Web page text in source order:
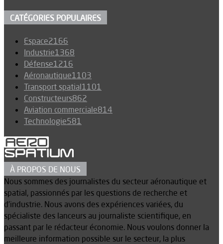
CATÉGORIES POPULAIRES
Espace2166
Industrie1368
Défense1216
Aéronautique1103
Transport spatial1101
Constructeurs862
Aviation commerciale814
Technologie581
À PROPOS DE NOUS
Nous sommes des journalistes du secteur aéronautique et
spatial, passionnés par les questions de recherche et
d’industrie. Nous avons des expériences variées, du
spécialiste des lanceurs au journaliste scientifique, en
passant par le rédacteur économie. Nous voulons donner la
meilleure information possible sur le secteur, la plus